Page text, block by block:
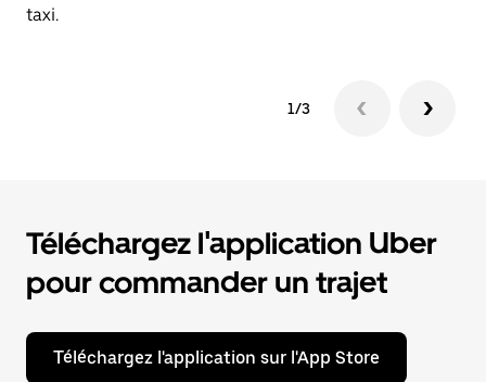
taxi.
1/3
Téléchargez l'application Uber
pour commander un trajet
Téléchargez l'application sur l'App Store